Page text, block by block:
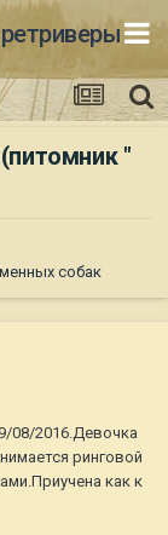
"
собак
08/2016.Девочка
ринговой
как к